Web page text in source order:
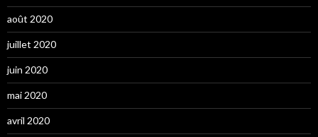
août 2020
juillet 2020
juin 2020
mai 2020
avril 2020